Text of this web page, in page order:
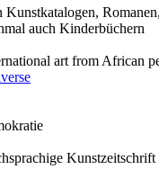
Kunstkatalogen,
auch Kinderbüchern
art from African
Kunstzeitschrift